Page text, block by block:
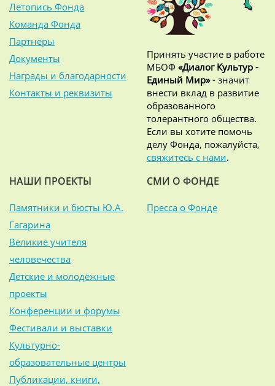
Летопись Фонда
Команда Фонда
Партнёры
Документы
Награды и благодарности
Контакты и реквизиты
Принять участие в работе
МБОФ «Диалог Культур -
Единый Мир»- значит
внести вклад в развитие
образованного
толерантного общества.
Если вы хотите помочь
делу Фонда, пожалуйста,
свяжитесь с нами.
НАШИ ПРОЕКТЫ
Памятники и бюсты Ю.А.
Гагарина
Великие учителя
человечества
Детские и молодёжные
проекты
Конференции и форумы
Фестивали и выставки
Культурно-
образовательные центры
Публикации, книги,
СМИ О ФОНДЕ
Пресса о Фонде